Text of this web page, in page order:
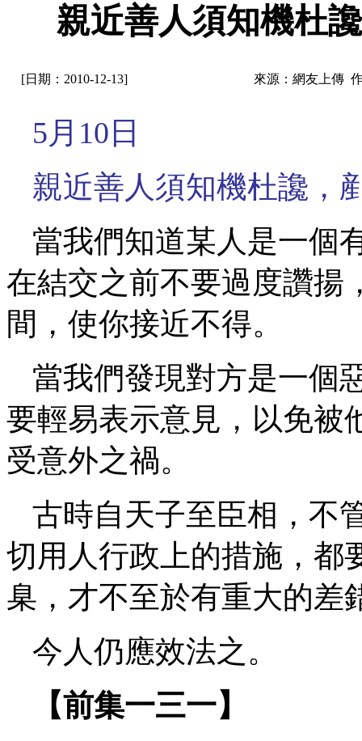
親近善人須知機杜
[日期：2010-12-13] 來源：網友上傳
5月10日
親近善人須知機杜讒，
當我們知道某人是一個
在結交之前不要過度讚揚
間，使你接近不得。
當我們發現對方是一個
要輕易表示意見，以免被
受意外之禍。
古時自天子至臣相，不
切用人行政上的措施，都
臬，才不至於有重大的差
今人仍應效法之。
【前集一三一】